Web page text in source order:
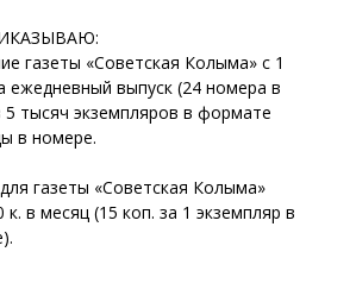
газеты «Советская Колыма» с 1
ежедневный выпуск (24 номера в
тысяч экземпляров в формате
в номере.
газеты «Советская Колыма»
к. в месяц (15 коп. за 1 экземпляр в